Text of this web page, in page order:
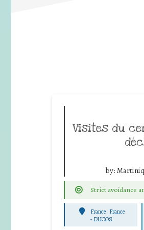
Visites du
by:
Strict avoidance
France France
- DUCOS